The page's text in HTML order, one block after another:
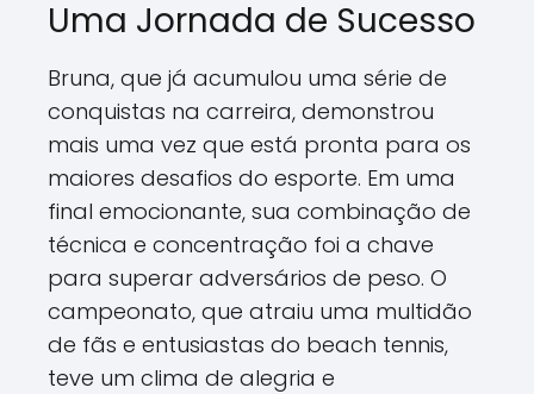
Uma Jornada de Sucesso
Bruna, que já acumulou uma série de
conquistas na carreira, demonstrou
mais uma vez que está pronta para os
maiores desafios do esporte. Em uma
final emocionante, sua combinação de
técnica e concentração foi a chave
para superar adversários de peso. O
campeonato, que atraiu uma multidão
de fãs e entusiastas do beach tennis,
teve um clima de alegria e